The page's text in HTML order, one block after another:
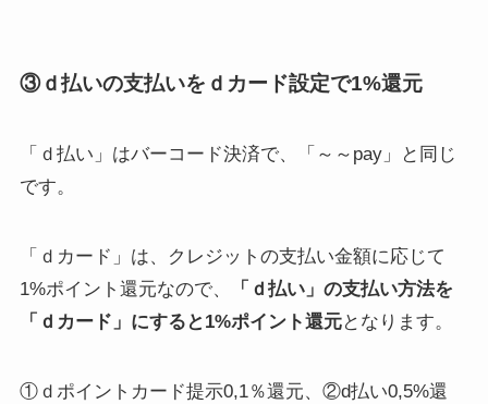
③ｄ払いの支払いをｄカード設定で1%還元
「ｄ払い」はバーコード決済で、「～～pay」と同じ
です。
「ｄカード」は、クレジットの支払い金額に応じて
1%ポイント還元なので、
「ｄ払い」の支払い方法を
「ｄカード」にすると1%ポイント還元となります。
①ｄポイントカード提示0,1％還元、②d払い0,5%還